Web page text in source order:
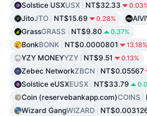
Solstice USXUSX NT$32.33
JitoJTO NT$15.69 0.28%
GrassGRASS NT$9.80 0.37%
BonkBONK NT$0.0000801 13.18%
YZY MONEYYZY NT$9.51 0.13%
Zebec NetworkZBCN NT$0.05567
Solstice eUSXEUSX NT$33.79
Coin (reservebankapp.com)COINS
Wizard GangWIZARD